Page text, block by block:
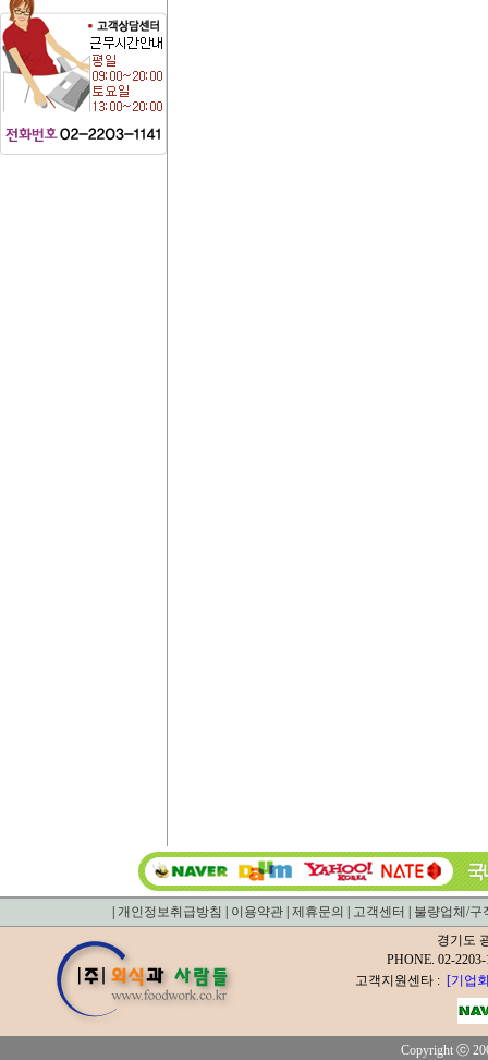
개인정보취급방침 이용약관 제휴문의 고객센터
불량업체/구
경기도
PHONE. 02-
고객지원센타 : [기업
Copyright ⓒ